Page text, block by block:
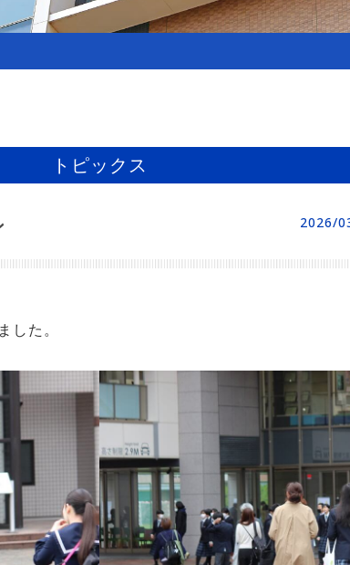
トピックス
2026/
した。